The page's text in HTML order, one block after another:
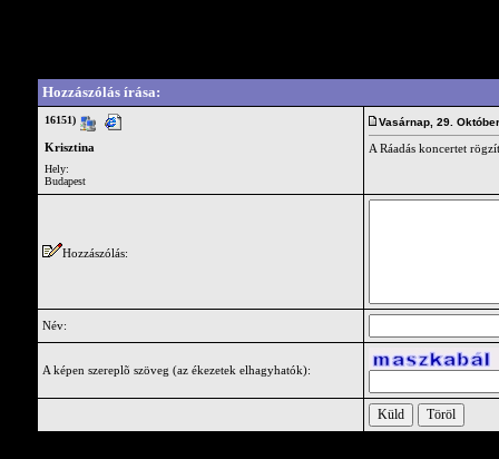
Hozzászólás írása:
16151)
Krisztina
Hely:
Budapest
Vasárnap, 29.
A Ráadás koncertet
Hozzászólás:
Név:
A képen szereplõ szöveg (az ékezetek elhagyhatók):